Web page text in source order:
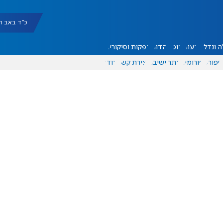
כ"ד באב תשפ"ו
ונדל"ן דעות אוכל יהדות הפקות וסיקורים
ספורט פורומים אתר ישיבה יצירת קשר עוד